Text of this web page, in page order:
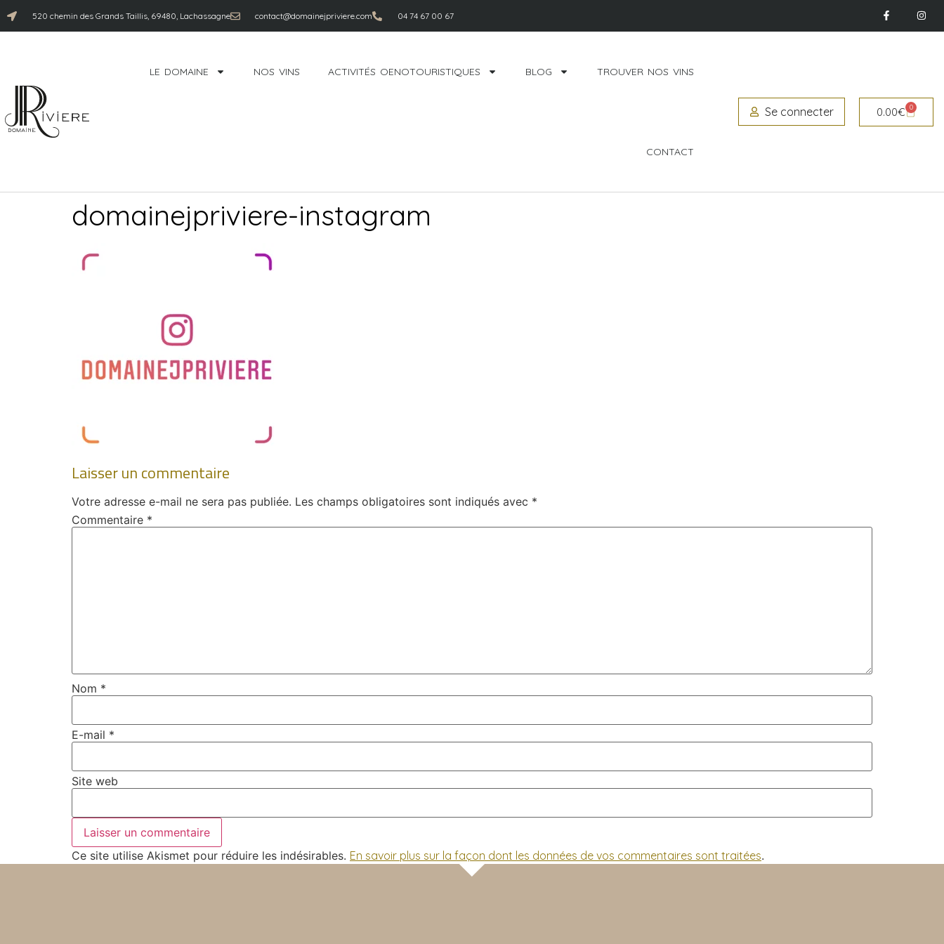
520 chemin des Grands Taillis, 69480, Lachassagne contact@domainejpriviere.com 04 74 67 00 67
LE DOMAINE NOS VINS ACTIVITÉS OENOTOURISTIQUES BLOG TROUVER NOS VINS
CONTACT
Se connecter 0.00€ 0
domainejpriviere-instagram
Laisser un commentaire
Votre adresse e-mail ne sera pas publiée. Les champs obligatoires sont indiqués avec *
Commentaire *
Nom *
E-mail *
Site web
Ce site utilise Akismet pour réduire les indésirables. En savoir plus sur la façon dont les données de vos commentaires sont traitées.